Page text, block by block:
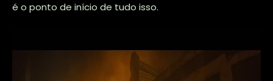
é o ponto de início de tudo isso.